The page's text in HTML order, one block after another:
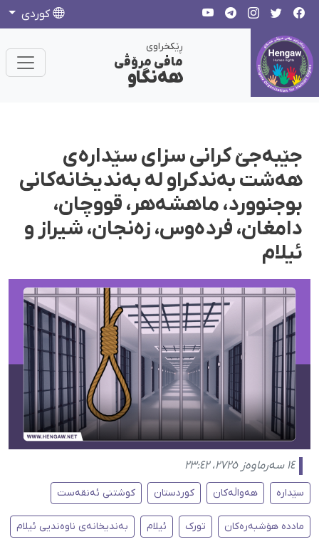
كوردی
ڕێکخراوی
مافی مرۆڤی
هەنگاو
جێبەجێ کرانی سزای سێدارەی
هەشت بەندکراو لە بەندیخانەکانی
بوجنوورد، ماهشەهر، قووچان،
دامغان، فردەوس، زەنجان، شیراز و
ئیلام
١٤ سەرماوەز ٢٧٢٥، ٢٣:٤٢
سێدارە هەواڵەکان کوردستان کوشتنی ئەنقەست
ماددە هۆشبەرەکان تورک ئیلام بەندیخانەی ناوەندیی ئیلام